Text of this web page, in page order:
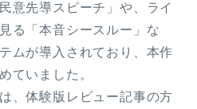
意先導スピーチ」や、ライ
る「本音シースルー」な
ムが導入されており、本作
ていました。
、体験版レビュー記事の方